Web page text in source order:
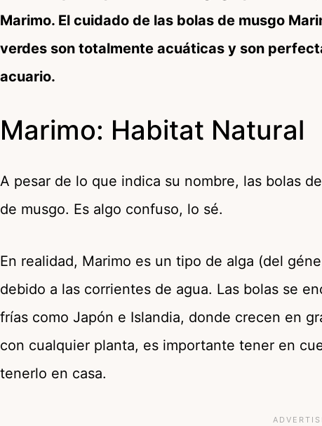
Marimo. El cuidado de las bolas de musgo
verdes son totalmente acuáticas y son
acuario.
Marimo: Habitat Natural
A pesar de lo que indica su nombre, las bolas
de musgo. Es algo confuso, lo sé.
En realidad, Marimo es un tipo de alga (del
debido a las corrientes de agua. Las bolas se
frías como Japón e Islandia, donde crecen en
con cualquier planta, es importante tener en
tenerlo en casa.